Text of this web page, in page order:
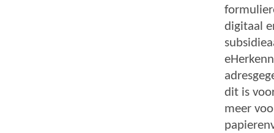
digitaal
dit is
meer